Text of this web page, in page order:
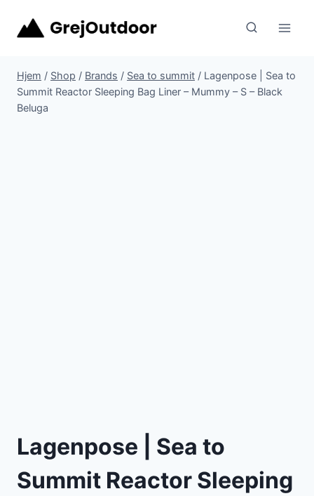
Hjem / Shop / Brands / Sea to summit / Lagenpose | Sea to
Summit Reactor Sleeping Bag Liner – Mummy – S – Black
Beluga
Lagenpose | Sea to
Summit Reactor Sleeping